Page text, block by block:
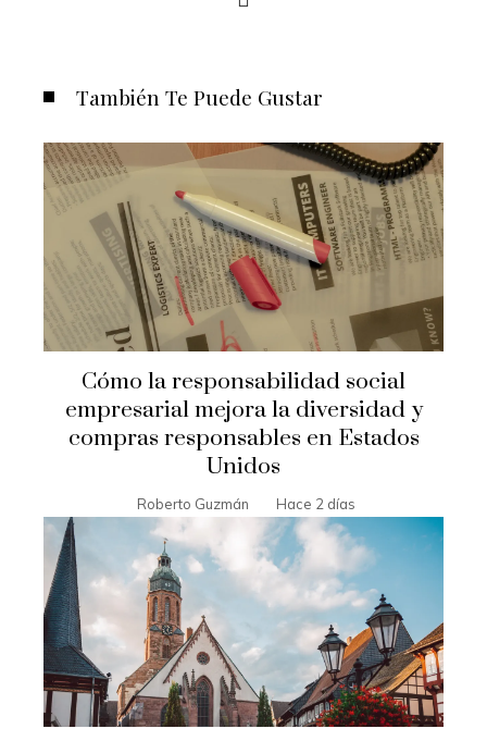
También Te Puede Gustar
Cómo la responsabilidad social
empresarial mejora la diversidad y
compras responsables en Estados
Unidos
Roberto Guzmán Hace 2 días